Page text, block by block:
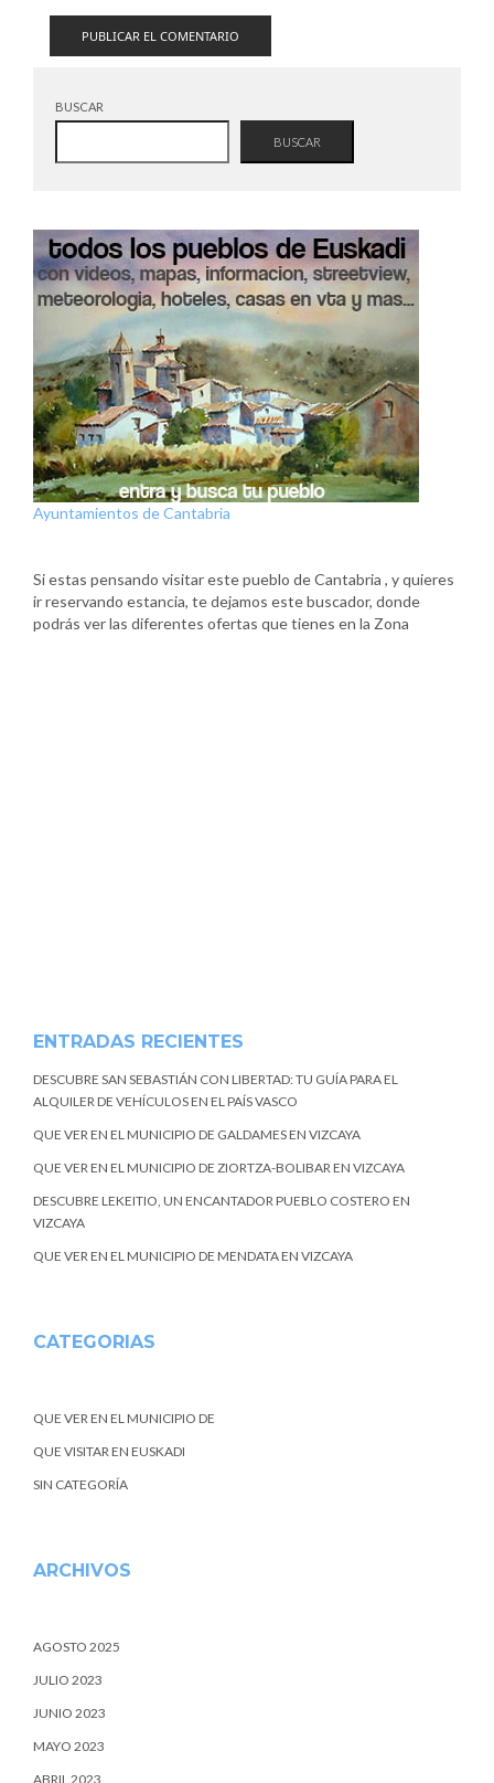
BUSCAR
BUSCAR
Ayuntamientos de Cantabria
Si estas pensando visitar este pueblo de Cantabria , y quieres
ir reservando estancia, te dejamos este buscador, donde
podrás ver las diferentes ofertas que tienes en la Zona
ENTRADAS RECIENTES
DESCUBRE SAN SEBASTIÁN CON LIBERTAD: TU GUÍA PARA EL
ALQUILER DE VEHÍCULOS EN EL PAÍS VASCO
QUE VER EN EL MUNICIPIO DE GALDAMES EN VIZCAYA
QUE VER EN EL MUNICIPIO DE ZIORTZA-BOLIBAR EN VIZCAYA
DESCUBRE LEKEITIO, UN ENCANTADOR PUEBLO COSTERO EN
VIZCAYA
QUE VER EN EL MUNICIPIO DE MENDATA EN VIZCAYA
CATEGORIAS
QUE VER EN EL MUNICIPIO DE
QUE VISITAR EN EUSKADI
SIN CATEGORÍA
ARCHIVOS
AGOSTO 2025
JULIO 2023
JUNIO 2023
MAYO 2023
ABRIL 2023